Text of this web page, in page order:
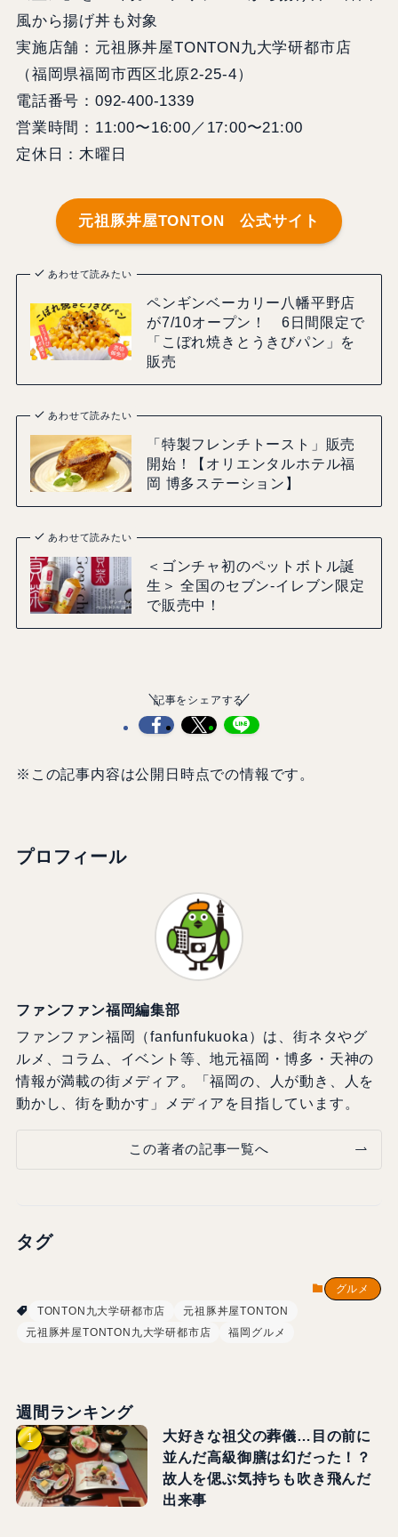
風から揚げ丼も対象
実施店舗：元祖豚丼屋TONTON九大学研都市店
（福岡県福岡市西区北原2-25-4）
電話番号：092-400-1339
営業時間：11:00〜16:00／17:00〜21:00
定休日：木曜日
元祖豚丼屋TONTON 公式サイト
あわせて読みたい
ペンギンベーカリー八幡平野店
が7/10オープン！ 6日間限定で
「こぼれ焼きとうきびパン」を
販売
あわせて読みたい
「特製フレンチトースト」販売
開始！【オリエンタルホテル福
岡 博多ステーション】
あわせて読みたい
＜ゴンチャ初のペットボトル誕
生＞ 全国のセブン-イレブン限定
で販売中！
記事をシェアする
※この記事内容は公開日時点での情報です。
プロフィール
ファンファン福岡編集部
ファンファン福岡（fanfunfukuoka）は、街ネタやグ
ルメ、コラム、イベント等、地元福岡・博多・天神の
情報が満載の街メディア。「福岡の、人が動き、人を
動かし、街を動かす」メディアを目指しています。
この著者の記事一覧へ
タグ
グルメ
TONTON九大学研都市店
元祖豚丼屋TONTON
元祖豚丼屋TONTON九大学研都市店
福岡グルメ
週間ランキング
大好きな祖父の葬儀…目の前に
並んだ高級御膳は幻だった！？
故人を偲ぶ気持ちも吹き飛んだ
出来事